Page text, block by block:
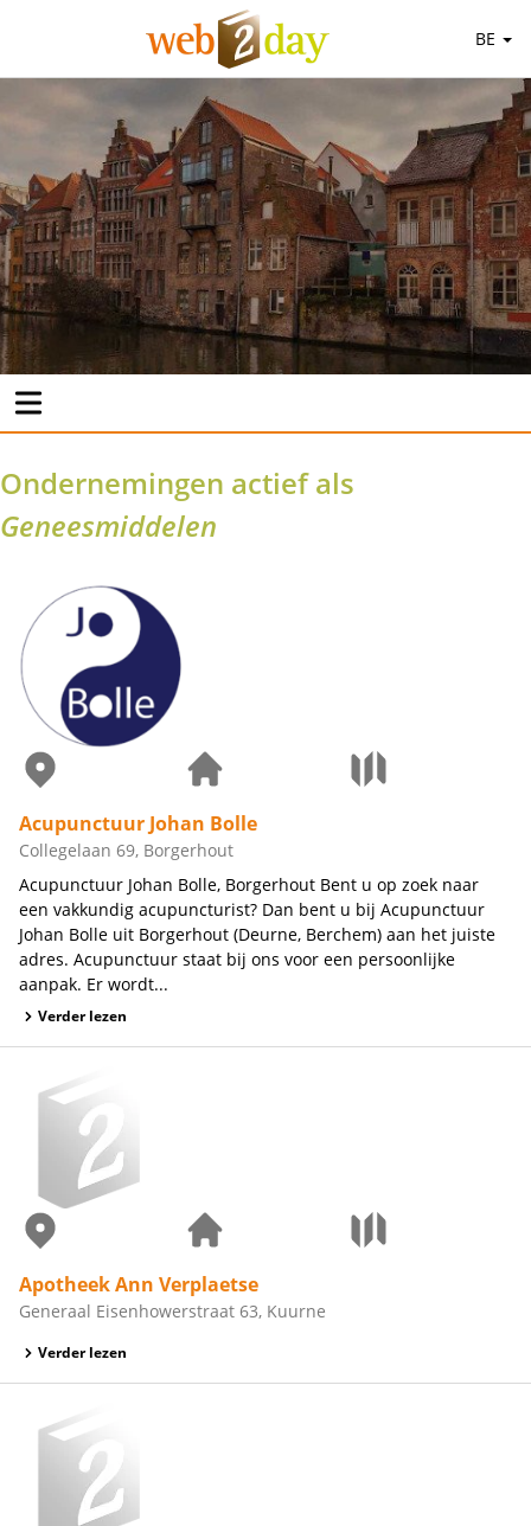
BE
Ondernemingen actief als
Geneesmiddelen
Acupunctuur Johan Bolle
Collegelaan 69, Borgerhout
Acupunctuur Johan Bolle, Borgerhout Bent u op zoek naar
een vakkundig acupuncturist? Dan bent u bij Acupunctuur
Johan Bolle uit Borgerhout (Deurne, Berchem) aan het juiste
adres. Acupunctuur staat bij ons voor een persoonlijke
aanpak. Er wordt...
Verder lezen
Apotheek Ann Verplaetse
Generaal Eisenhowerstraat 63, Kuurne
Verder lezen